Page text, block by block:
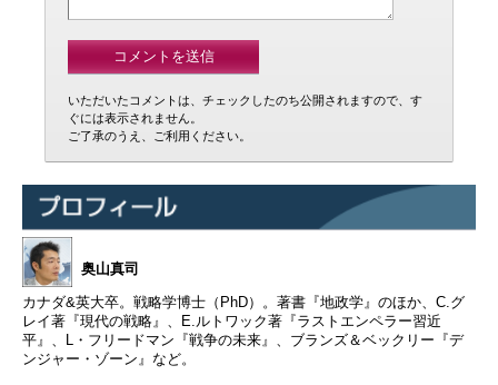
いただいたコメントは、チェックしたのち公開されますので、す
ぐには表示されません。
ご了承のうえ、ご利用ください。
奥山真司
カナダ&英大卒。戦略学博士（PhD）。著書『地政学』のほか、C.グ
レイ著『現代の戦略』、E.ルトワック著『ラストエンペラー習近
平』、L・フリードマン『戦争の未来』、ブランズ＆ベックリー『デ
ンジャー・ゾーン』など。